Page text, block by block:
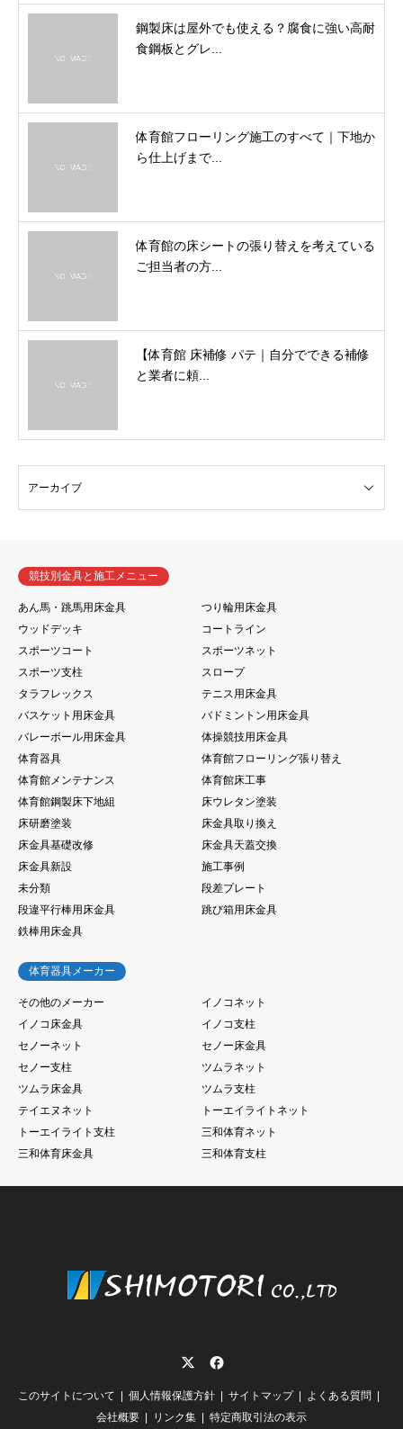
鋼製床は屋外でも使える？腐食に強い高耐
食鋼板とグレ...
体育館フローリング施工のすべて｜下地か
ら仕上げまで...
体育館の床シートの張り替えを考えている
ご担当者の方...
【体育館 床補修 パテ｜自分でできる補修
と業者に頼...
競技別金具と施工メニュー
あん馬・跳馬用床金具
つり輪用床金具
ウッドデッキ
コートライン
スポーツコート
スポーツネット
スポーツ支柱
スロープ
タラフレックス
テニス用床金具
バスケット用床金具
バドミントン用床金具
バレーボール用床金具
体操競技用床金具
体育器具
体育館フローリング張り替え
体育館メンテナンス
体育館床工事
体育館鋼製床下地組
床ウレタン塗装
床研磨塗装
床金具取り換え
床金具基礎改修
床金具天蓋交換
床金具新設
施工事例
未分類
段差プレート
段違平行棒用床金具
跳び箱用床金具
鉄棒用床金具
体育器具メーカー
その他のメーカー
イノコネット
イノコ床金具
イノコ支柱
セノーネット
セノー床金具
セノー支柱
ツムラネット
ツムラ床金具
ツムラ支柱
テイエヌネット
トーエイライトネット
トーエイライト支柱
三和体育ネット
三和体育床金具
三和体育支柱
このサイトについて 個人情報保護方針 サイトマップ
よくある質問
会社概要
リンク集 特定商取引法の表示